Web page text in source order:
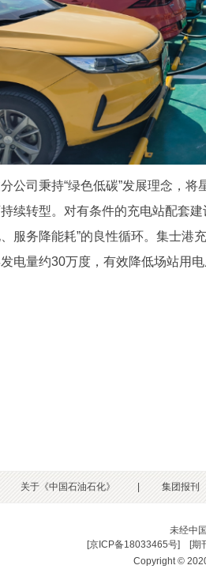
司秉持“绿色低碳”发展理念，将
续转型。对有条件的充电站配套
服务降能耗”的良性循环。集士港
电量约30万度，有效降低场站用
关于《中国石油石化》 集团报刊
未经中
[京ICP备18033465号] [期
Copyright ©